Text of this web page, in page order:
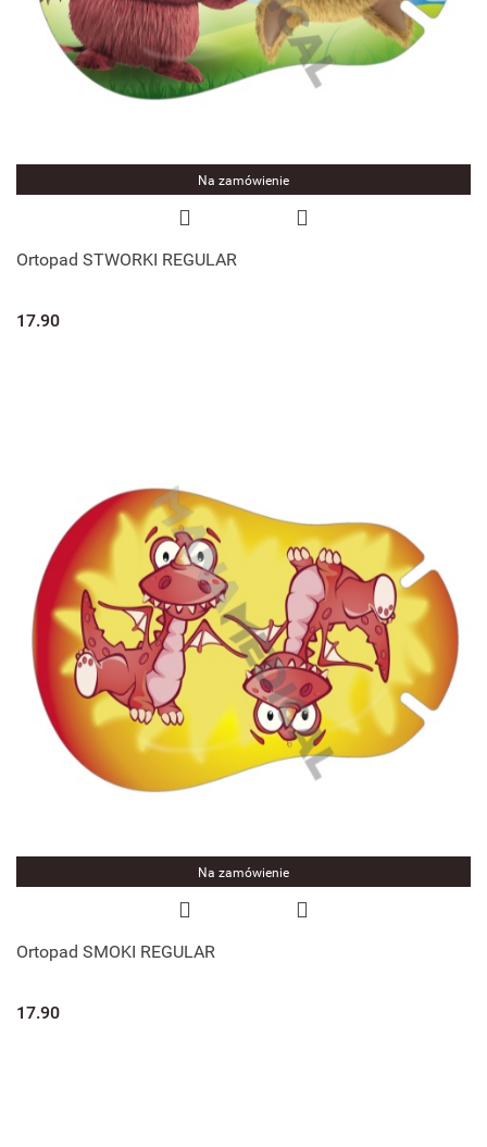
Na zamówienie
Ortopad STWORKI REGULAR
17.90
Na zamówienie
Ortopad SMOKI REGULAR
17.90